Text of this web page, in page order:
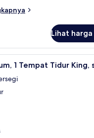
Lihat
Kamar
1 Tempat Tidur King,